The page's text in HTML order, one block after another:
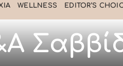
WELLNESS EDITOR’S